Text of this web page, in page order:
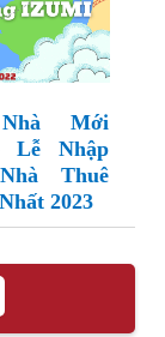
Mới
Lễ Nhập
Thuê
2023